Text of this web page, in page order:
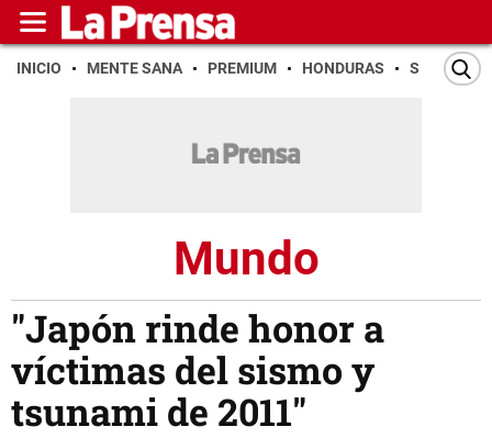
INICIO MENTE SANA PREMIUM HONDURAS SAN PEDRO
Mundo
"Japón rinde honor a
víctimas del sismo y
tsunami de 2011"